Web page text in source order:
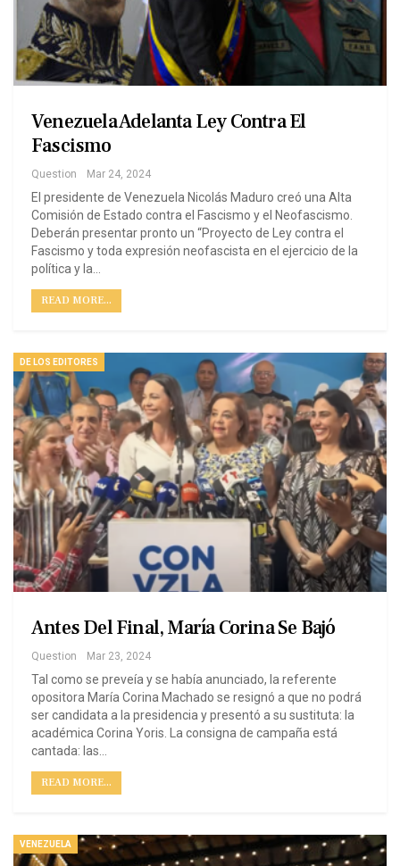
Venezuela Adelanta Ley Contra El
Fascismo
Question Mar 24, 2024
El presidente de Venezuela Nicolás Maduro creó una Alta
Comisión de Estado contra el Fascismo y el Neofascismo.
Deberán presentar pronto un “Proyecto de Ley contra el
Fascismo y toda expresión neofascista en el ejercicio de la
política y la…
READ MORE...
DE LOS EDITORES
Antes Del Final, María Corina Se Bajó
Question Mar 23, 2024
Tal como se preveía y se había anunciado, la referente
opositora María Corina Machado se resignó a que no podrá
ser candidata a la presidencia y presentó a su sustituta: la
académica Corina Yoris. La consigna de campaña está
cantada: las…
READ MORE...
VENEZUELA